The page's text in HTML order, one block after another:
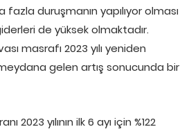
duruşmanın yapılıyor olması
de yüksek olmaktadır.
masrafı 2023 yılı yeniden
gelen artış sonucunda bir
2023 yılının ilk 6 ayı için %122